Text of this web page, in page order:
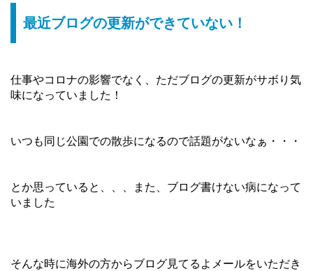
最近ブログの更新ができていない！
仕事やコロナの影響でなく、ただブログの更新がサボり気
味になっていました！
いつも同じ公園での散歩になるので話題がないなぁ・・・
とか思っていると、、、また、ブログ書けない病になって
いました
そんな時に海外の方からブログ見てるよメールをいただき